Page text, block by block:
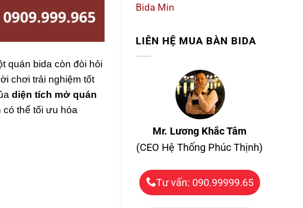
quán bida còn đòi hỏi
chơi trải nghiệm tốt
diện tích mở quán
thể tối ưu hóa
Bida Min
LIÊN HỆ MUA BÀN BIDA
Mr. Lương Khắc Tâm
(CEO Hệ Thống Phúc Thịnh)
Tư vấn: 090.99999.65